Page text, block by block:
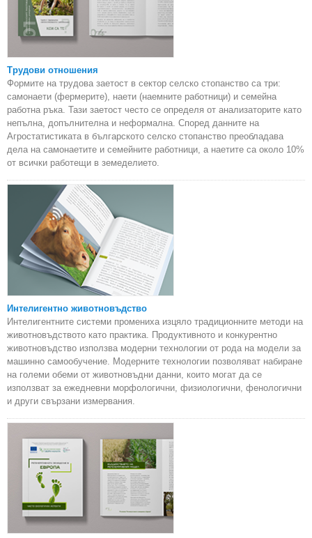
Трудови отношения
Формите на трудова заетост в сектор селско стопанство са три:
самонаети (фермерите), наети (наемните работници) и семейна
работна ръка. Тази заетост често се определя от анализаторите като
непълна, допълнителна и неформална. Според данните на
Агростатистиката в българското селско стопанство преобладава
дела на самонаетите и семейните работници, а наетите са около 10%
от всички работещи в земеделието.
Интелигентно животновъдство
Интелигентните системи промениха изцяло традиционните методи на
животновъдството като практика. Продуктивното и конкурентно
животновъдство използва модерни технологии от рода на модели за
машинно самообучение. Модерните технологии позволяват набиране
на големи обеми от животновъдни данни, които могат да се
използват за ежедневни морфологични, физиологични, фенологични
и други свързани измервания.